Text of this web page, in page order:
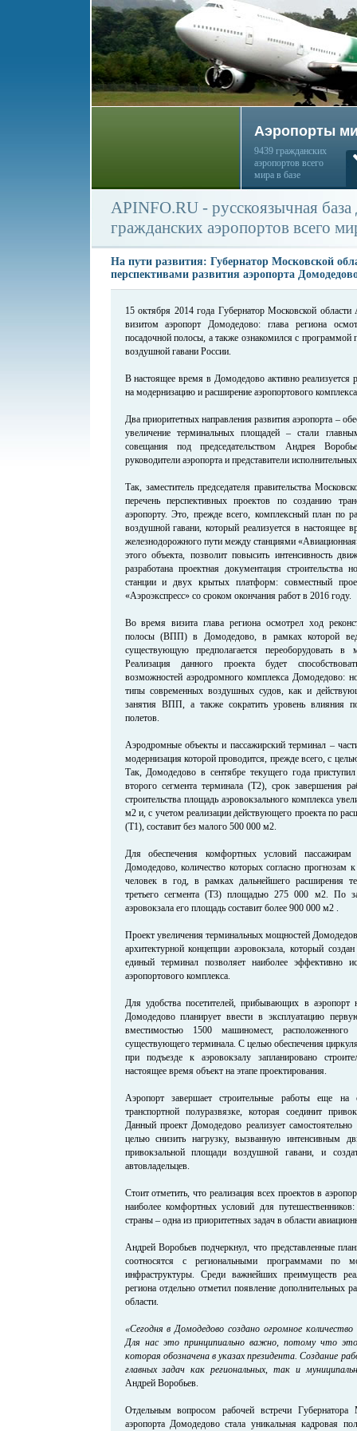
Аэропорты
9439 гражданских
аэропортов всего
мира в базе
APINFO.RU - русскоязычная
гражданских аэропортов всего
На пути развития: Губернатор Московской
перспективами развития аэропорта
15 октября 2014 года Губернатор Московской
визитом аэропорт Домодедово: глава региона
посадочной полосы, а также ознакомился с программой
воздушной гавани России.
В настоящее время в Домодедово активно реализуется
на модернизацию и расширение аэропортового
Два приоритетных направления развития аэропорта –
увеличение терминальных площадей – стали
совещания под председательством Андрея
руководители аэропорта и представители
Так, заместитель председателя правительства
перечень перспективных проектов по созданию
аэропорту. Это, прежде всего, комплексный план по
воздушной гавани, который реализуется в настоящее
железнодорожного пути между станциями
этого объекта, позволит повысить интенсивность
разработана проектная документация строительства
станции и двух крытых платформ: совместный
«Аэроэкспресс» со сроком окончания работ в 2016 году.
Во время визита глава региона осмотрел ход
полосы (ВПП) в Домодедово, в рамках которой
существующую предполагается переоборудовать в
Реализация данного проекта будет
возможностей аэродромного комплекса Домодедово:
типы современных воздушных судов, как и
занятия ВПП, а также сократить уровень влияния
полетов.
Аэродромные объекты и пассажирский терминал –
модернизация которой проводится, прежде всего, с
Так, Домодедово в сентябре текущего года
второго сегмента терминала (Т2), срок завершения
строительства площадь аэровокзального комплекса
м2 и, с учетом реализации действующего проекта по
(Т1), составит без малого 500 000 м2.
Для обеспечения комфортных условий
Домодедово, количество которых согласно прогнозам
человек в год, в рамках дальнейшего расширения
третьего сегмента (Т3) площадью 275 000 м2. По
аэровокзала его площадь составит более 900 000 м2 .
Проект увеличения терминальных мощностей
архитектурной концепции аэровокзала, который
единый терминал позволяет наиболее эффективно
аэропортового комплекса.
Для удобства посетителей, прибывающих в
Домодедово планирует ввести в эксплуатацию
вместимостью 1500 машиномест, расположенного
существующего терминала. С целью обеспечения
при подъезде к аэровокзалу запланировано
настоящее время объект на этапе проектирования.
Аэропорт завершает строительные работы еще
транспортной полуразвязке, которая соединит
Данный проект Домодедово реализует
целью снизить нагрузку, вызванную интенсивным
привокзальной площади воздушной гавани, и
автовладельцев.
Стоит отметить, что реализация всех проектов в
наиболее комфортных условий для
страны – одна из приоритетных задач в области
Андрей Воробьев подчеркнул, что представленные
соотносятся с региональными программами по
инфраструктуры. Среди важнейших преимуществ
региона отдельно отметил появление дополнительных
области.
«Сегодня в Домодедово создано огромное
Для нас это принципиально важно, потому что это
которая обозначена в указах президента. Создание
главных задач как региональных, так и
Андрей Воробьев.
Отдельным вопросом рабочей встречи Губернатора
аэропорта Домодедово стала уникальная кадровая